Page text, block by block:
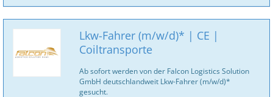
Lkw-Fahrer (m/w/d)* | CE |
Coiltransporte
Ab sofort werden von der Falcon Logistics Solution
GmbH deutschlandweit Lkw-Fahrer (m/w/d)*
gesucht.